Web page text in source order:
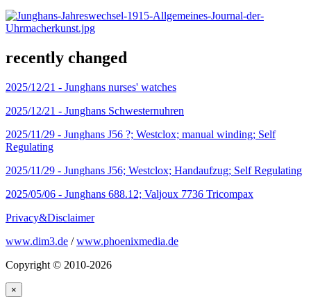
recently changed
2025/12/21 - Junghans nurses' watches
2025/12/21 - Junghans Schwesternuhren
2025/11/29 - Junghans J56 ?; Westclox; manual winding; Self
Regulating
2025/11/29 - Junghans J56; Westclox; Handaufzug; Self Regulating
2025/05/06 - Junghans 688.12; Valjoux 7736 Tricompax
Privacy&Disclaimer
www.dim3.de /www.phoenixmedia.de
Copyright © 2010-2026
×